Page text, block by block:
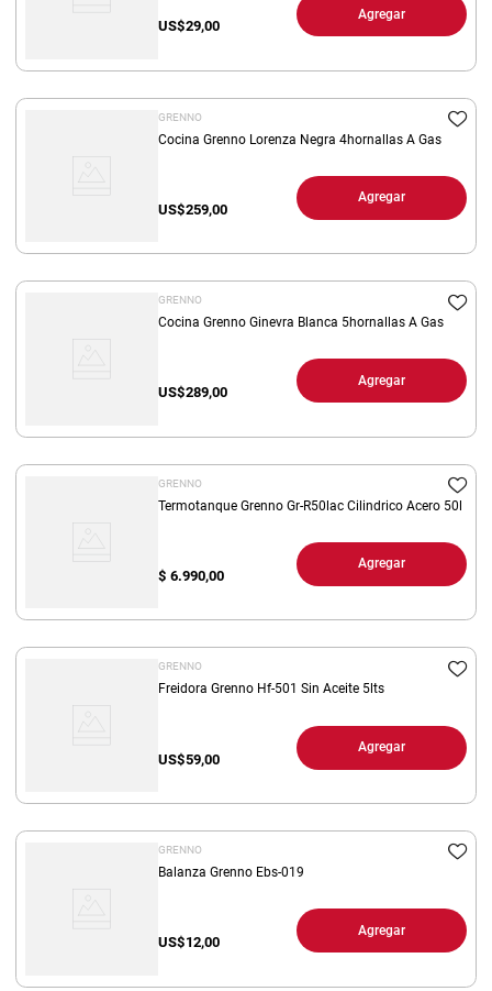
US$29,00
Agregar
GRENNO
Cocina Grenno Lorenza Negra 4hornallas A Gas
US$259,00
Agregar
GRENNO
Cocina Grenno Ginevra Blanca 5hornallas A Gas
US$289,00
Agregar
GRENNO
Termotanque Grenno Gr-R50lac Cilindrico Acero 50l
$ 6.990,00
Agregar
GRENNO
Freidora Grenno Hf-501 Sin Aceite 5lts
US$59,00
Agregar
GRENNO
Balanza Grenno Ebs-019
US$12,00
Agregar